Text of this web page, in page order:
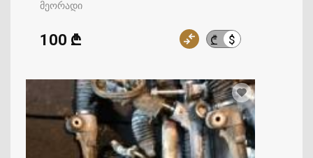
მეორადი
₾ $
100 ₾